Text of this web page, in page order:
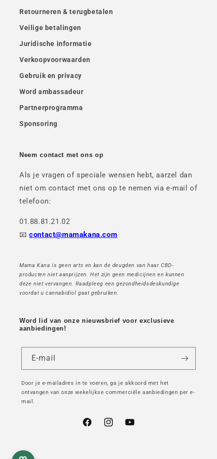
Retourneren & terugbetalen
Veilige betalingen
Juridische informatie
Verkoopvoorwaarden
Gebruik en privacy
Word ambassadeur
Partnerprogramma
Sponsoring
Neem contact met ons op
Als je vragen of speciale wensen hebt, aarzel dan
niet om contact met ons op te nemen via e-mail of
telefoon:
01.88.81.21.02
📧contact@mamakana.com
Mama Kana is geen arts en kan de deugden van haar CBD-
producten niet aanprijzen. Het zijn geen medicijnen en kunnen
deze niet vervangen. Raadpleeg een gezondheidsdeskundige
voordat u cannabidiol gaat gebruiken.
Word lid van onze nieuwsbrief voor exclusieve
aanbiedingen!
E-mail
Door je e-mailadres in te voeren, ga je akkoord met het
ontvangen van onze wekelijkse commerciële aanbiedingen per e-
mail.
FacebookInstagramYouTube